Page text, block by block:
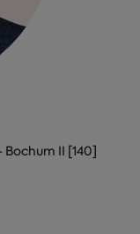
II [140]